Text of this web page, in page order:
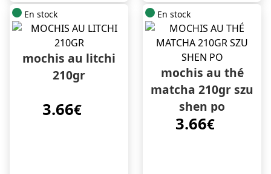
En stock
mochis au litchi
210gr
3.66€
En stock
mochis au thé
matcha 210gr szu
shen po
3.66€